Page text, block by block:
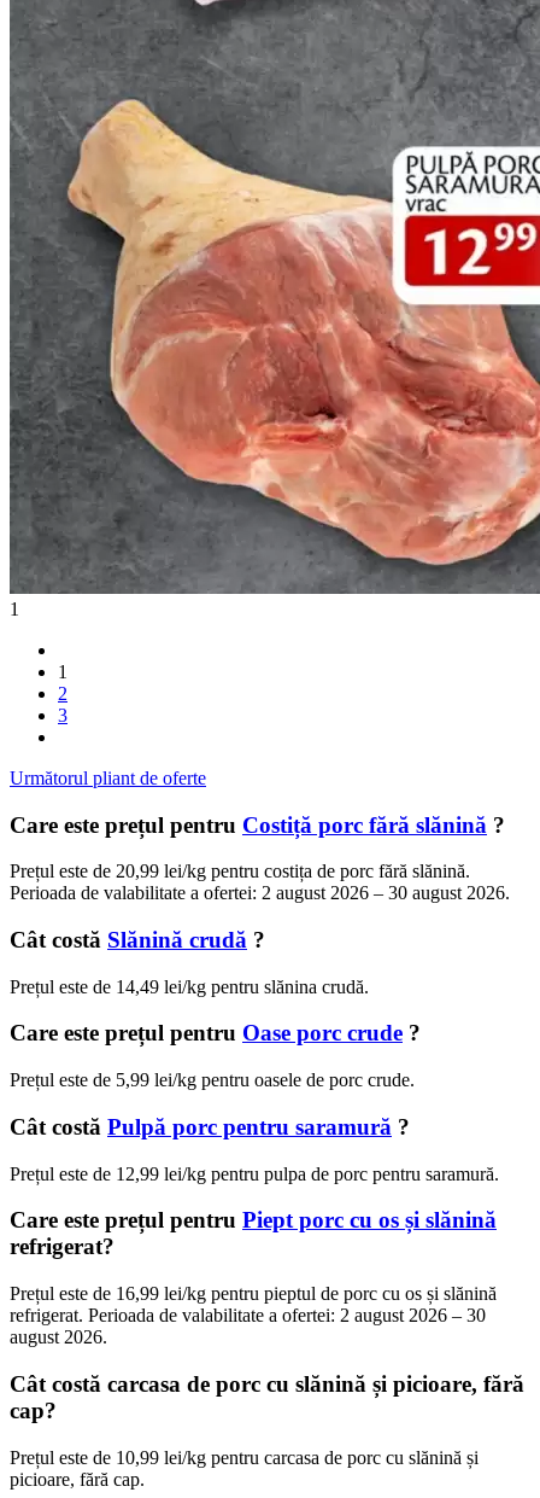
1
1
2
3
Următorul pliant de oferte
Care este prețul pentru Costiță porc fără slănină ?
Prețul este de 20,99 lei/kg pentru costița de porc fără slănină.
Perioada de valabilitate a ofertei: 2 august 2026 – 30 august 2026.
Cât costă Slănină crudă ?
Prețul este de 14,49 lei/kg pentru slănina crudă.
Care este prețul pentru Oase porc crude ?
Prețul este de 5,99 lei/kg pentru oasele de porc crude.
Cât costă Pulpă porc pentru saramură ?
Prețul este de 12,99 lei/kg pentru pulpa de porc pentru saramură.
Care este prețul pentru Piept porc cu os și slănină
refrigerat?
Prețul este de 16,99 lei/kg pentru pieptul de porc cu os și slănină
refrigerat. Perioada de valabilitate a ofertei: 2 august 2026 – 30
august 2026.
Cât costă carcasa de porc cu slănină și picioare, fără
cap?
Prețul este de 10,99 lei/kg pentru carcasa de porc cu slănină și
picioare, fără cap.